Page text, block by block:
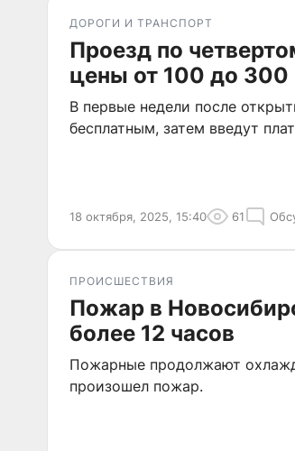
ДОРОГИ И ТРАНСПОРТ
Проезд по
цены от 100 до 300
В первые недели после
бесплатным, затем введут
18 октября, 2025, 15:40 61
ПРОИСШЕСТВИЯ
Пожар в
более 12 часов
Пожарные продолжают
произошел пожар.